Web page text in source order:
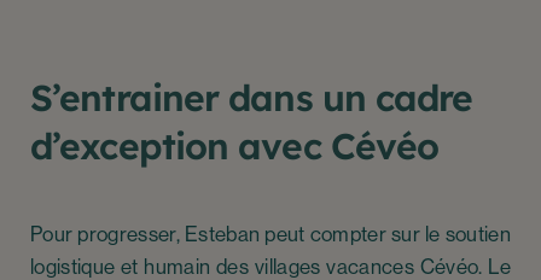
S’entrainer dans un cadre
d’exception avec Cévéo
Pour progresser, Esteban peut compter sur le soutien
logistique et humain des villages vacances Cévéo. Le